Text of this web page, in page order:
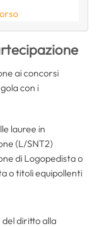
ai concorsi
con i
lauree in
(L/SNT2)
di Logopedista o
o titoli equipollenti
diritto alla